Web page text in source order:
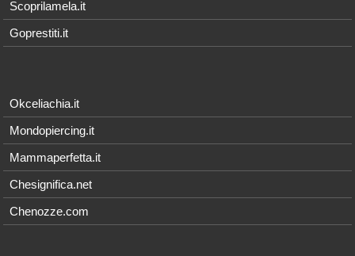
Scoprilamela.it
Goprestiti.it
Okceliachia.it
Mondopiercing.it
Mammaperfetta.it
Chesignifica.net
Chenozze.com